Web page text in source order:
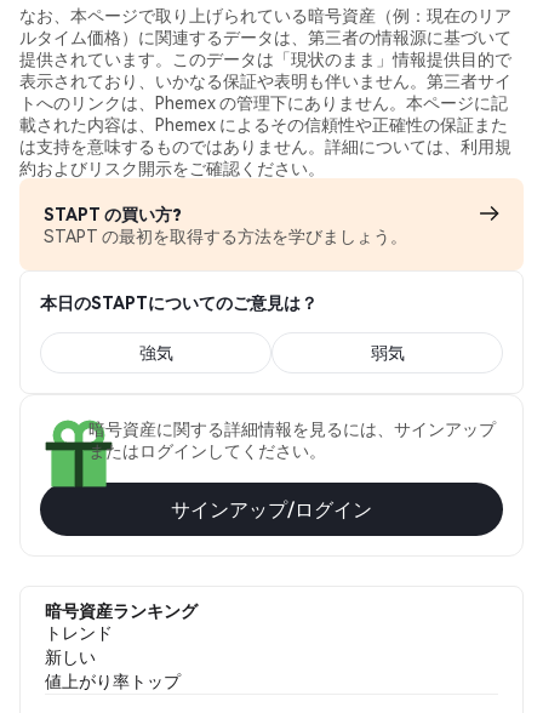
なお、本ページで取り上げられている暗号資産（例：現在のリア
ルタイム価格）に関連するデータは、第三者の情報源に基づいて
提供されています。このデータは「現状のまま」情報提供目的で
表示されており、いかなる保証や表明も伴いません。第三者サイ
トへのリンクは、Phemex の管理下にありません。本ページに記
載された内容は、Phemex によるその信頼性や正確性の保証また
は支持を意味するものではありません。詳細については、利用規
約およびリスク開示をご確認ください。
STAPT の買い方?
STAPT の最初を取得する方法を学びましょう。
本日のSTAPTについてのご意見は？
強気 弱気
暗号資産に関する詳細情報を見るには、サインアップ
またはログインしてください。
サインアップ/ログイン
暗号資産ランキング
トレンド
新しい
値上がり率トップ